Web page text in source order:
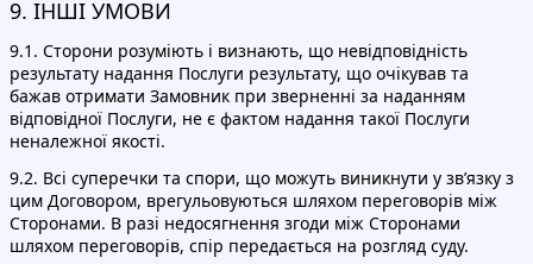
9. ІНШІ УМОВИ
9.1. Сторони розуміють і визнають, що невідповідність
результату надання Послуги результату, що очікував та
бажав отримати Замовник при зверненні за наданням
відповідної Послуги, не є фактом надання такої Послуги
неналежної якості.
9.2. Всі суперечки та спори, що можуть виникнути у зв’язку з
цим Договором, врегульовуються шляхом переговорів між
Сторонами. В разі недосягнення згоди між Сторонами
шляхом переговорів, спір передається на розгляд суду.